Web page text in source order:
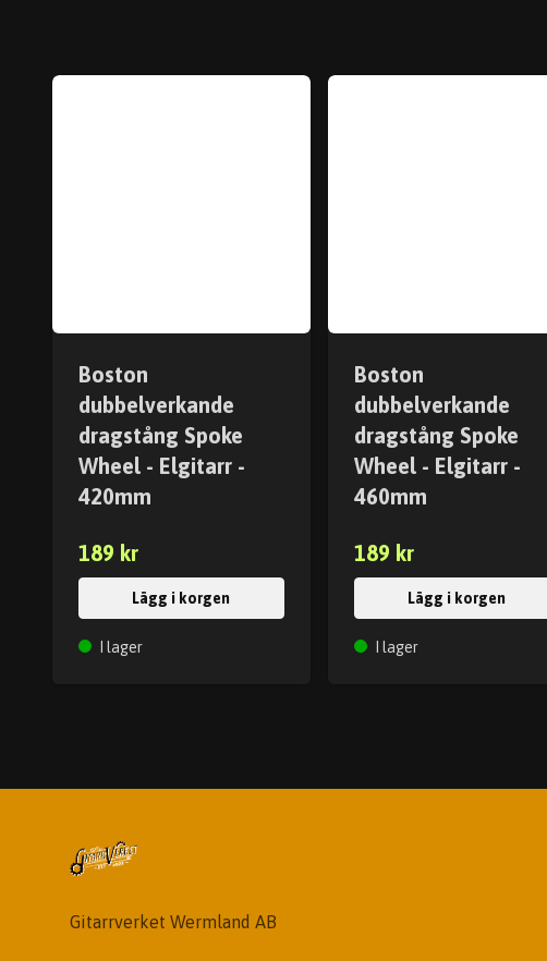
Boston
dubbelverkande
dragstång Spoke
Wheel - Elgitarr -
420mm
189 kr
Lägg i korgen
I lager
Boston
dubbelverkande
dragstång Spoke
Wheel - Elgitarr -
460mm
189 kr
Lägg i korgen
I lager
Gitarrverket Wermland AB